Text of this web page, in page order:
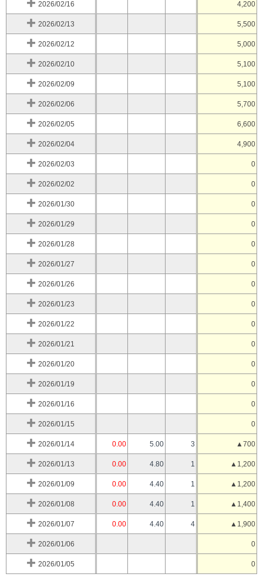
2026/02/16 4,200
2026/02/13 5,500
2026/02/12 5,000
2026/02/10 5,100
2026/02/09 5,100
2026/02/06 5,700
2026/02/05 6,600
2026/02/04 4,900
2026/02/03 0
2026/02/02 0
2026/01/30 0
2026/01/29 0
2026/01/28 0
2026/01/27 0
2026/01/26 0
2026/01/23 0
2026/01/22 0
2026/01/21 0
2026/01/20 0
2026/01/19 0
2026/01/16 0
2026/01/15 0
2026/01/14 0.00 5.00 3 ▲700
2026/01/13 0.00 4.80 1 ▲1,200
2026/01/09 0.00 4.40 1 ▲1,200
2026/01/08 0.00 4.40 1 ▲1,400
2026/01/07 0.00 4.40 4 ▲1,900
2026/01/06 0
2026/01/05 0